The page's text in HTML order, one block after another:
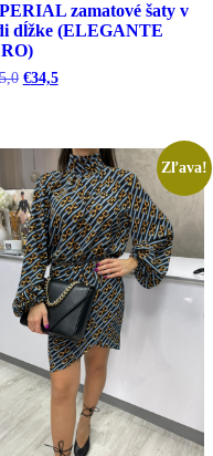
zamatové šaty v
dĺžke (ELEGANTE
Pôvodná
€34,5Aktuálna
Zľava!